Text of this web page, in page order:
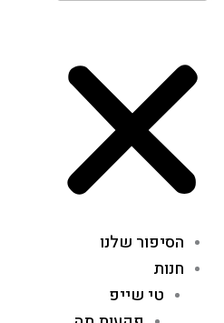
הסיפור שלנו
חנות
טי שייפ